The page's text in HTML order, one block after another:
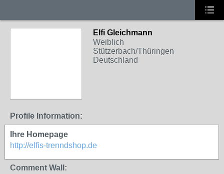
Elfi Gleichmann
Weiblich
Stützerbach/Thüringen
Deutschland
Profile Information:
Ihre Homepage
http://elfis-trenndshop.de
Comment Wall: